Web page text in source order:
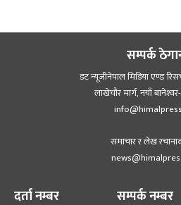
सम्पर्क
डट न्यूजीनेपाल मिडिया एण्ड
लाखेचौर मार्ग, नयाँ
समाचार र लेख
दर्ता नम्बर सम्पर्क नम्बर